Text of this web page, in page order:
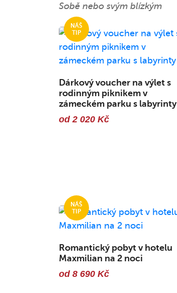
Sobě nebo svým blízkým
Dárkový voucher na výlet s
rodinným piknikem v
zámeckém parku s labyrinty
od 2 020 Kč
Romantický pobyt v hotelu
Maxmilian na 2 noci
od 8 690 Kč